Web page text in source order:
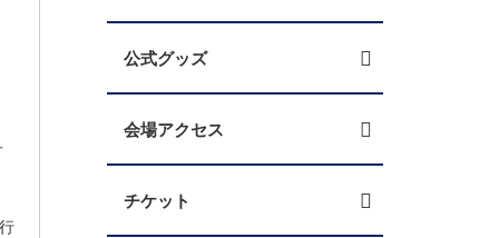
公式グッズ
会場アクセス
チケット